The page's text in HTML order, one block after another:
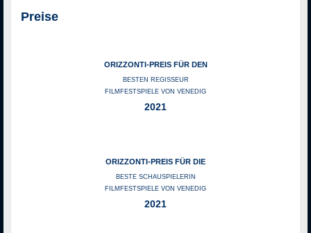
Preise
ORIZZONTI-PREIS FÜR DEN
BESTEN REGISSEUR
FILMFESTSPIELE VON VENEDIG
2021
ORIZZONTI-PREIS FÜR DIE
BESTE SCHAUSPIELERIN
FILMFESTSPIELE VON VENEDIG
2021